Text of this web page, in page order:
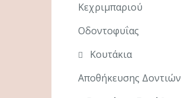
Κεχριμπαριού
Οδοντοφυΐας
Κουτάκια
Αποθήκευσης Δοντιών